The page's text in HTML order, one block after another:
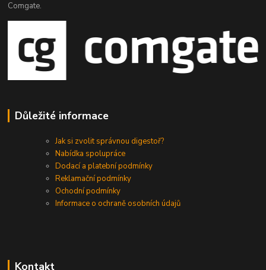
Comgate.
Důležité informace
Jak si zvolit správnou digestoř?
Nabídka spolupráce
Dodací a platební podmínky
Reklamační podmínky
Ochodní podmínky
Informace o ochraně osobních údajů
Kontakt